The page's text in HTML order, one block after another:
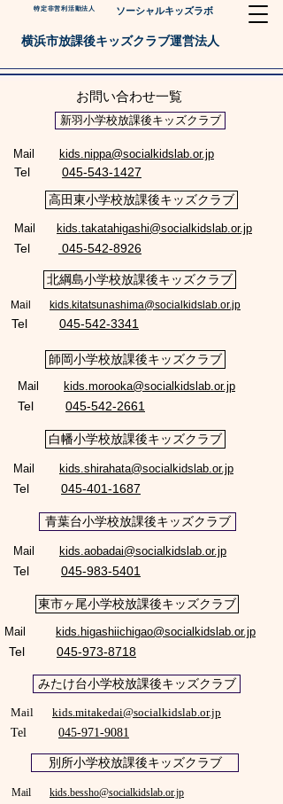
特定非営利活動法人 ソーシャルキッズラボ
横浜市放課後キッズクラブ運営法人
お問い合わせ一覧
新羽小学校放課後キッズクラブ
Tel 045-543-1427
Mail kids.nippa@socialkidslab.or.jp
高田東小学校放課後キッズクラブ
Mail kids.takatahigashi@socialkidslab.or.jp
Tel 045-542-8926
北綱島小学校放課後キッズクラブ
Mail kids.kitatsunashima@socialkidslab.or.jp
Tel 045-542-3341
師岡小学校放課後キッズクラブ
Mail kids.morooka@socialkidslab.or.jp
Tel 045-542-2661
白幡小学校放課後キッズクラブ
Mail kids.shirahata@socialkidslab.or.jp
Tel 045-401-1687
青葉台小学校放課後キッズクラブ
Mail kids.aobadai@socialkidslab.or.jp
Tel 045-983-5401
東市ヶ尾小学校放課後キッズクラブ
Mail kids.higashiichigao@socialkidslab.or.jp
Tel 045-973-8718
みたけ台小学校放課後キッズクラブ
Mail kids.mitakedai@socialkidslab.or.jp
Tel 045-971-9081
別所小学校放課後キッズクラブ
Mail kids.bessho@socialkidslab.or.jp